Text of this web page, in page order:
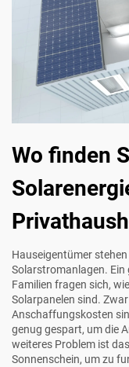
Wo finden
Hauseigentümer
Solarstromanlagen. Ein
Familien fragen sich,
Solarpanelen sind.
Anschaffungskosten
genug gespart, um die
weiteres Problem ist
Sonnenschein, um zu